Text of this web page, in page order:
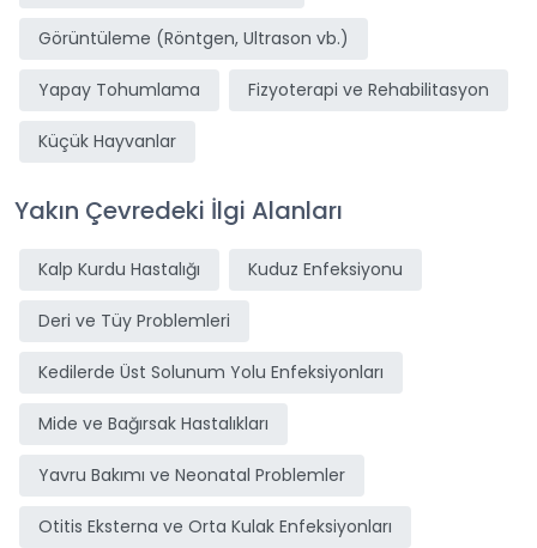
Görüntüleme (Röntgen, Ultrason vb.)
Yapay Tohumlama Fizyoterapi ve Rehabilitasyon
Küçük Hayvanlar
Yakın Çevredeki İlgi Alanları
Kalp Kurdu Hastalığı Kuduz Enfeksiyonu
Deri ve Tüy Problemleri
Kedilerde Üst Solunum Yolu Enfeksiyonları
Mide ve Bağırsak Hastalıkları
Yavru Bakımı ve Neonatal Problemler
Otitis Eksterna ve Orta Kulak Enfeksiyonları